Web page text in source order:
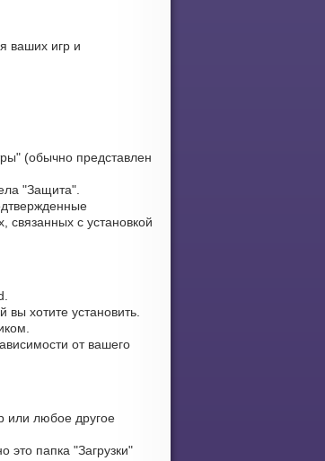
ваших игр и
(обычно представлен
"Защита".
связанных с установкой
хотите установить.
от вашего
или любое другое
это папка "Загрузки"